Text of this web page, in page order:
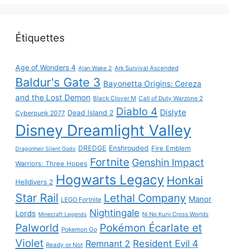
Étiquettes
Age of Wonders 4 Alan Wake 2 Ark Survival Ascended
Baldur's Gate 3 Bayonetta Origins: Cereza
and the Lost Demon Black Clover M Call of Duty Warzone 2
Cyberpunk 2077 Dead Island 2 Diablo 4 Dislyte
Disney Dreamlight Valley
Dragonheir Silent Gods DREDGE Enshrouded Fire Emblem
Warriors: Three Hopes Fortnite Genshin Impact
Helldivers 2 Hogwarts Legacy Honkai
Star Rail LEGO Fortnite Lethal Company Manor
Lords Minecraft Legends Nightingale Ni No Kuni Cross Worlds
Palworld Pokemon Go Pokémon Écarlate et
Violet Ready or Not Remnant 2 Resident Evil 4